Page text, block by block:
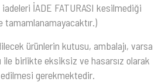
İADE FATURASI kesilmediği
tamamlanamayacaktır.)
ürünlerin kutusu, ambalajı, varsa
ile birlikte eksiksiz ve hasarsız olarak
gerekmektedir.